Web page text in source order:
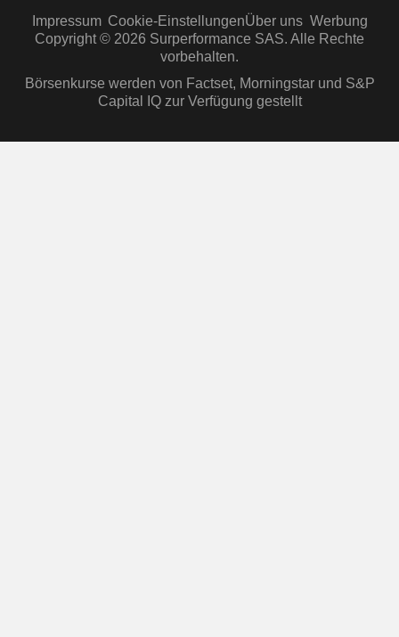
Impressum Cookie-EinstellungenÜber uns Werbung
Copyright © 2026 Surperformance SAS. Alle Rechte
vorbehalten.
Börsenkurse werden von Factset, Morningstar und S&P
Capital IQ zur Verfügung gestellt